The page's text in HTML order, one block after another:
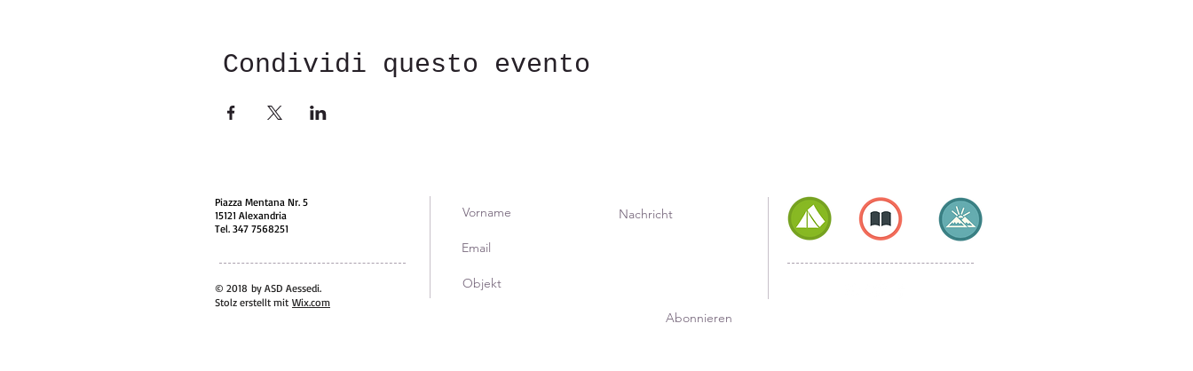
Condividi questo evento
Piazza Mentana Nr. 5
15121 Alexandria
Tel. 347 7568251
© 2018 by ASD Aessedi.
Stolz erstellt mit Wix.com
Abonnieren